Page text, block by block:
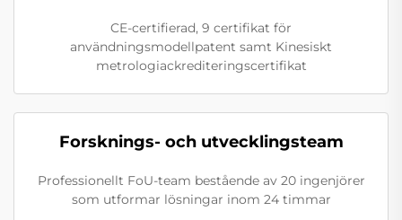
CE-certifierad, 9 certifikat för
användningsmodellpatent samt Kinesiskt
metrologiackrediteringscertifikat
Forsknings- och utvecklingsteam
Professionellt FoU-team bestående av 20 ingenjörer
som utformar lösningar inom 24 timmar